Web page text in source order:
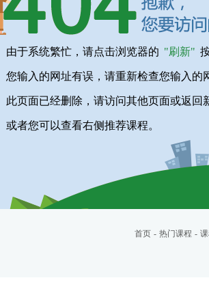
由于系统繁忙，请点击浏览器的 "刷新"
您输入的网址有误，请重新检查您输入的
此页面已经删除，请访问其他页面或返回
或者您可以查看右侧推荐课程。
首页 - 热门课程 -